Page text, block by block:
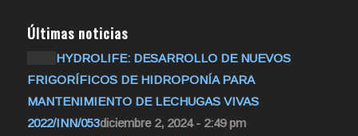
Últimas noticias
HYDROLIFE: DESARROLLO DE NUEVOS
FRIGORÍFICOS DE HIDROPONÍA PARA
MANTENIMIENTO DE LECHUGAS VIVAS
2022/INN/053diciembre 2, 2024 - 2:49 pm